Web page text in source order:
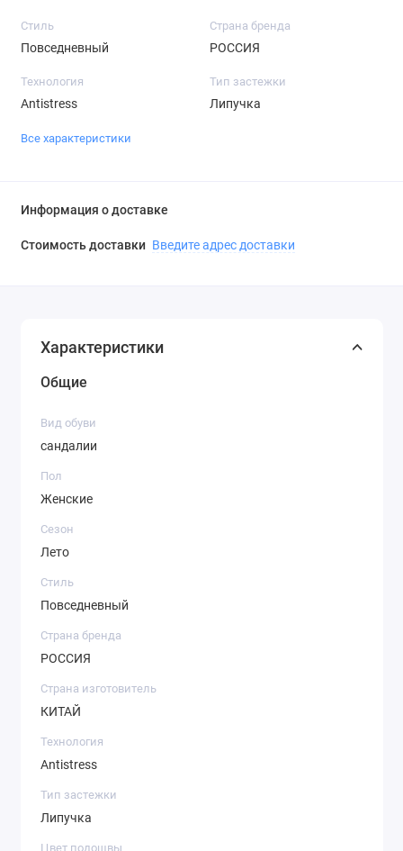
Стиль
Повседневный
Страна бренда
РОССИЯ
Технология
Antistress
Тип застежки
Липучка
Все характеристики
Информация о доставке
Стоимость доставки Введите адрес доставки
Характеристики
Общие
Вид обуви
сандалии
Пол
Женские
Сезон
Лето
Стиль
Повседневный
Страна бренда
РОССИЯ
Страна изготовитель
КИТАЙ
Технология
Antistress
Тип застежки
Липучка
Цвет подошвы